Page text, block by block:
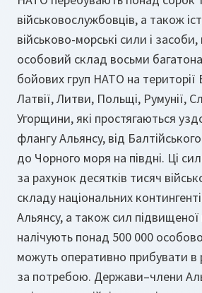
військовослужбовців, а також
військово-морські сили і
особовий склад восьми
бойових груп НАТО на території
Латвії, Литви, Польщі, Румунії,
Угорщини, які простягаються
флангу Альянсу, від
до Чорного моря на півдні. Ці
за рахунок десятків тисяч
складу національних
Альянсу, а також сил підвищеної
налічують понад 500 000
можуть оперативно прибувати в
за потребою. Держави–члени